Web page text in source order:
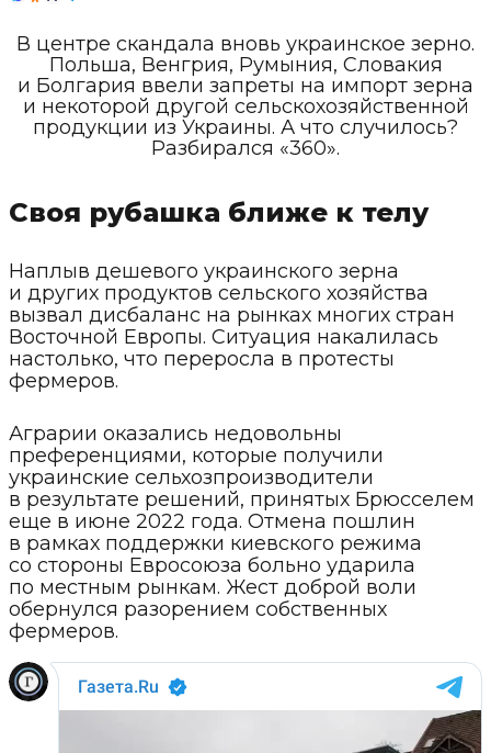
В центре скандала вновь украинское зерно.
Польша, Венгрия, Румыния, Словакия
и Болгария ввели запреты на импорт зерна
и некоторой другой сельскохозяйственной
продукции из Украины. А что случилось?
Разбирался «360».
Своя рубашка ближе к телу
Наплыв дешевого украинского зерна
и других продуктов сельского хозяйства
вызвал дисбаланс на рынках многих стран
Восточной Европы. Ситуация накалилась
настолько, что переросла в протесты
фермеров.
Аграрии оказались недовольны
преференциями, которые получили
украинские сельхозпроизводители
в результате решений, принятых Брюсселем
еще в июне 2022 года. Отмена пошлин
в рамках поддержки киевского режима
со стороны Евросоюза больно ударила
по местным рынкам. Жест доброй воли
обернулся разорением собственных
фермеров.